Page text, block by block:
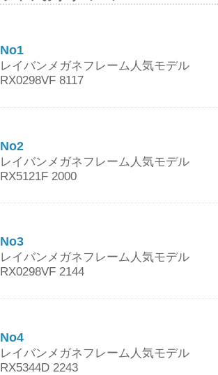
No1
レイバンメガネフレーム人気モデル
RX0298VF 8117
No2
レイバンメガネフレーム人気モデル
RX5121F 2000
No3
レイバンメガネフレーム人気モデル
RX0298VF 2144
No4
レイバンメガネフレーム人気モデル
RX5344D 2243